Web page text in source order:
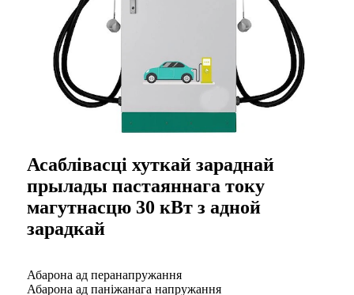
Асаблівасці хуткай зараднай
прылады пастаяннага току
магутнасцю 30 кВт з адной
зарадкай
Абарона ад перанапружання
Абарона ад паніжанага напружання